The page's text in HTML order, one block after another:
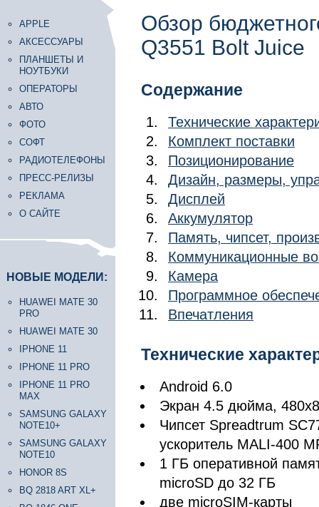
APPLE
АКСЕССУАРЫ
ПЛАНШЕТЫ И
НОУТБУКИ
ОПЕРАТОРЫ
АВТО
ФОТО
СОФТ
РАДИОТЕЛЕФОНЫ
ПРЕСС-РЕЛИЗЫ
РЕКЛАМА
О САЙТЕ
НОВЫЕ МОДЕЛИ:
HUAWEI MATE 30
PRO
HUAWEI MATE 30
IPHONE 11
IPHONE 11 PRO
IPHONE 11 PRO
MAX
SAMSUNG GALAXY
NOTE10+
SAMSUNG GALAXY
NOTE10
HONOR 8S
BQ 2818 ART XL+
Обзор
Q3551 Bolt Juice
Содержание
Технические
Комплект поставки
Позиционирование
Дизайн, размеры,
Дисплей
Аккумулятор
Память, чипсет,
Коммуникационные
Камера
Программное
Впечатления
Технические
Android 6.0
Экран 4.5 дюйма,
Чипсет Spreadtrum
ускоритель MALI-400
1 ГБ оперативной
microSD до 32 ГБ
две microSIM-карты